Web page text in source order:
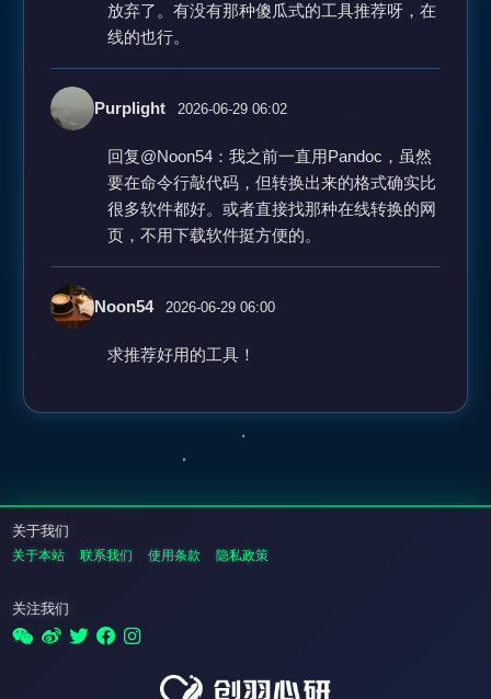
放弃了。有没有那种傻瓜式的工具推荐呀，在
线的也行。
Purplight 2026-06-29 06:02
回复@Noon54：我之前一直用Pandoc，虽然
要在命令行敲代码，但转换出来的格式确实比
很多软件都好。或者直接找那种在线转换的网
页，不用下载软件挺方便的。
Noon54 2026-06-29 06:00
求推荐好用的工具！
关于我们
关于本站 联系我们 使用条款 隐私政策
关注我们